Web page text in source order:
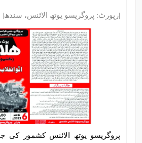
|رپورٹ: پروگریسو یوتھ الائنس، سندھ|